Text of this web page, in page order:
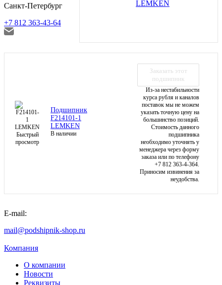
Быстрый
просмотр
Подшипник
F214101-1
LEMKEN
В наличии
Заказать этот
подшипник
Из-за нестабильности
курса рубля и каналов
поставок мы не можем
указать точную цену на
большинство позиций.
Стоимость данного
подшипника
необходимо уточнять у
менеджера через форму
заказа или по телефону
+7 812 363-4-364.
Приносим извинения за
неудобства.
Санкт-Петербург
+7 812 363-43-64
E-mail:
mail@podshipnik-shop.ru
Компания
О компании
Новости
Реквизиты